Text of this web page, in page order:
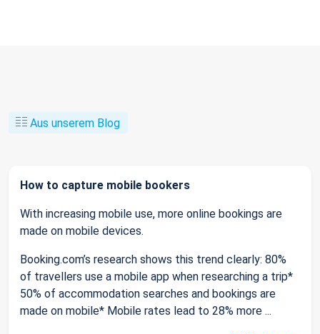
Aus unserem Blog
How to capture mobile bookers
With increasing mobile use, more online bookings are
made on mobile devices.
Booking.com’s research shows this trend clearly: 80%
of travellers use a mobile app when researching a trip*
50% of accommodation searches and bookings are
made on mobile* Mobile rates lead to 28% more ...